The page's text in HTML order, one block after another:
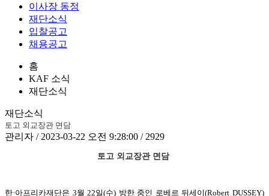
이사장 동정
재단소식
입찰공고
채용공고
홈
KAF 소식
재단소식
재단소식
토고 외교장관 면담
관리자 / 2023-03-22 오전 9:28:00 / 2929
토고 외교장관 면담
한·아프리카재단은 3월 22일(수) 방한 중인 로베르 뒤세이(Robert DUSSEY)